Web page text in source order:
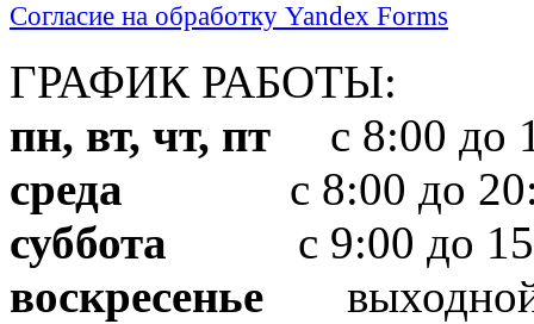
Согласие на обработку Yandex Forms
ГРАФИК РАБОТЫ:
пн, вт, чт, пт с 8:00 до
среда с 8:00 до
суббота с 9:00 до
воскресенье